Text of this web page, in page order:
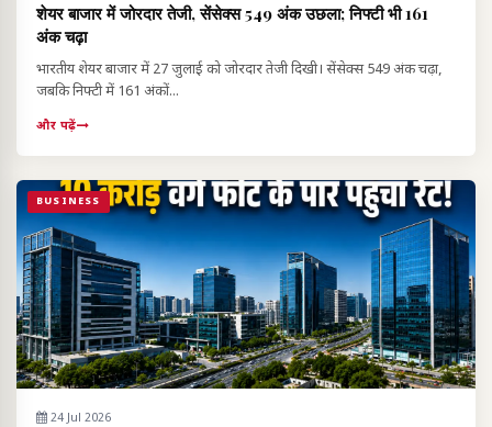
शेयर बाजार में जोरदार तेजी, सेंसेक्स 549 अंक उछला; निफ्टी भी 161
अंक चढ़ा
भारतीय शेयर बाजार में 27 जुलाई को जोरदार तेजी दिखी। सेंसेक्स 549 अंक चढ़ा,
जबकि निफ्टी में 161 अंकों...
और पढ़ें
BUSINESS
24 Jul 2026